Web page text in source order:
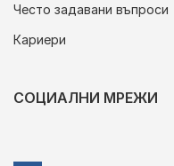
Често задавани въпроси
Кариери
СОЦИАЛНИ МРЕЖИ